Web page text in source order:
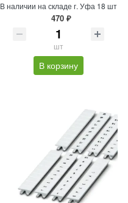
В наличии на складе г. Уфа 18 шт
470 ₽
шт
В корзину